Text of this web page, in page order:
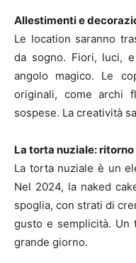
Allestimenti e
Le location saranno
da sogno. Fiori, luci,
angolo magico. Le
originali, come archi
sospese. La creatività
La torta nuziale:
La torta nuziale è un
Nel 2024, la naked
spoglia, con strati di
gusto e semplicità.
grande giorno.